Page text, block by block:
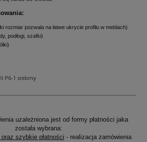
rozmiar pozwala na łatwe ukrycie profilu w meblach)
podłogi, szafki)
P6-1 srebrny
uzależniona jest od formy płatności jaka
została wybrana:
szybkie płatności - realizacja zamówienia